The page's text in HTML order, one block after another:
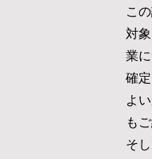
こ
対象
業
確
よ
も
そし